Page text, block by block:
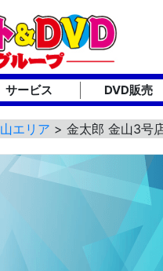
サービス DVD販売
エリア > 金太郎 金山3号